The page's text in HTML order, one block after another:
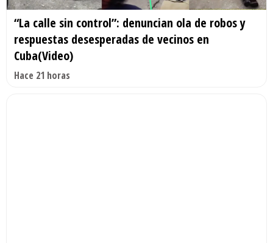
“La calle sin control”: denuncian ola de robos y
respuestas desesperadas de vecinos en
Cuba(Video)
Hace 21 horas